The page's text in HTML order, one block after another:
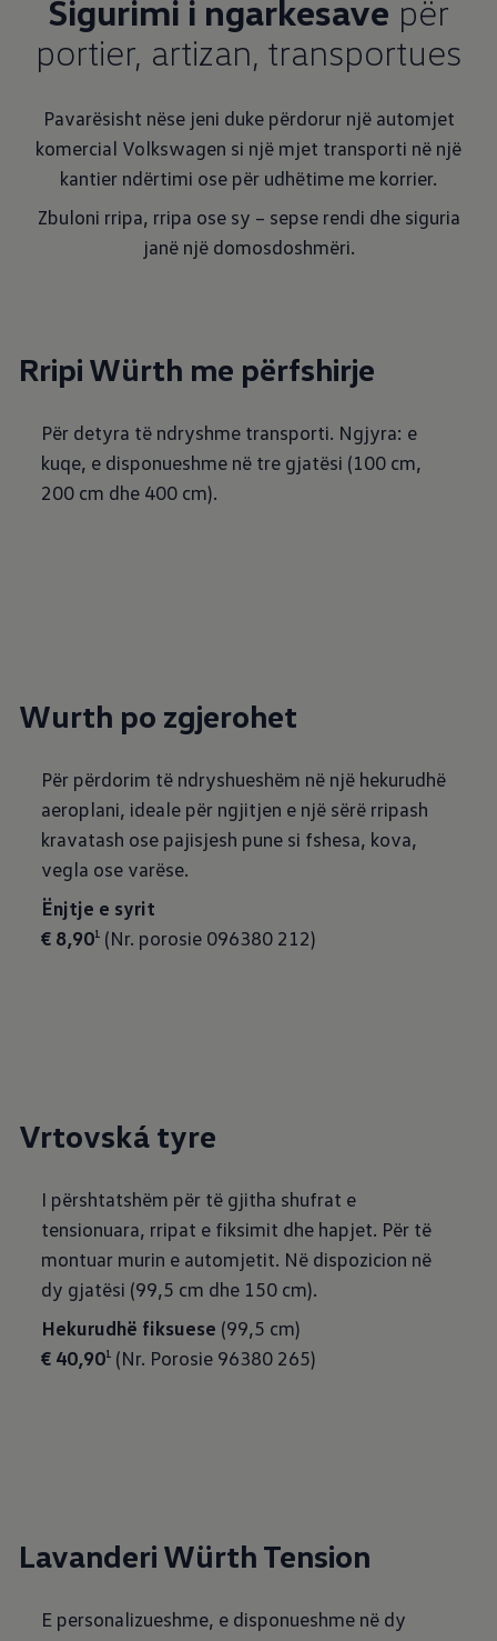
Sigurimi i ngarkesave për
portier, artizan, transportues
Pavarësisht nëse jeni duke përdorur një automjet
komercial Volkswagen si një mjet transporti në një
kantier ndërtimi ose për udhëtime me korrier.
Zbuloni rripa, rripa ose sy – sepse rendi dhe siguria
janë një domosdoshmëri.
Rripi Würth me përfshirje
Për detyra të ndryshme transporti. Ngjyra: e
kuqe, e disponueshme në tre gjatësi (100 cm,
200 cm dhe 400 cm).
Wurth po zgjerohet
Për përdorim të ndryshueshëm në një hekurudhë
aeroplani, ideale për ngjitjen e një sërë rripash
kravatash ose pajisjesh pune si fshesa, kova,
vegla ose varëse.
Ënjtje e syrit
€ 8,901 (Nr. porosie 096380 212)
Vrtovská tyre
I përshtatshëm për të gjitha shufrat e
tensionuara, rripat e fiksimit dhe hapjet. Për të
montuar murin e automjetit. Në dispozicion në
dy gjatësi (99,5 cm dhe 150 cm).
Hekurudhë fiksuese
€ 40,901 (Nr. Porosie 96380 265)
Lavanderi Würth Tension
E personalizueshme, e disponueshme në dy